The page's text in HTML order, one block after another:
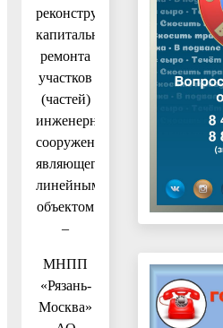
реконструкции,
капитального
ремонта
участков
(частей)
инженерного
сооружения,
являющегося
линейным
объектом
–
МНПП
«Рязань-
Москва»